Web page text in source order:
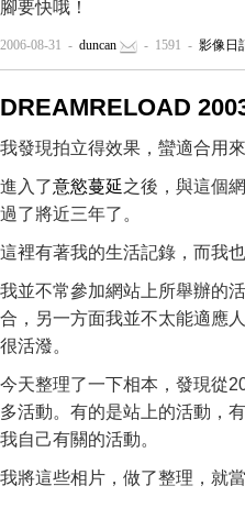
腳要快哦！
2006-08-31 - duncan - 1591 - 影像日
DREAMRELOAD
我發現拍立得效果，蠻適合用
進入了意慾蔓延之後，與這個
過了將近三年了。
這裡有著我的生活記錄，而我
我並不常參加網站上所舉辦的
合，另一方面我並不太能適應
很活潑。
今天整理了一下相本，發現從
多活動。有的是站上的活動，
我自己有關的活動。
我將這些相片，做了整理，就